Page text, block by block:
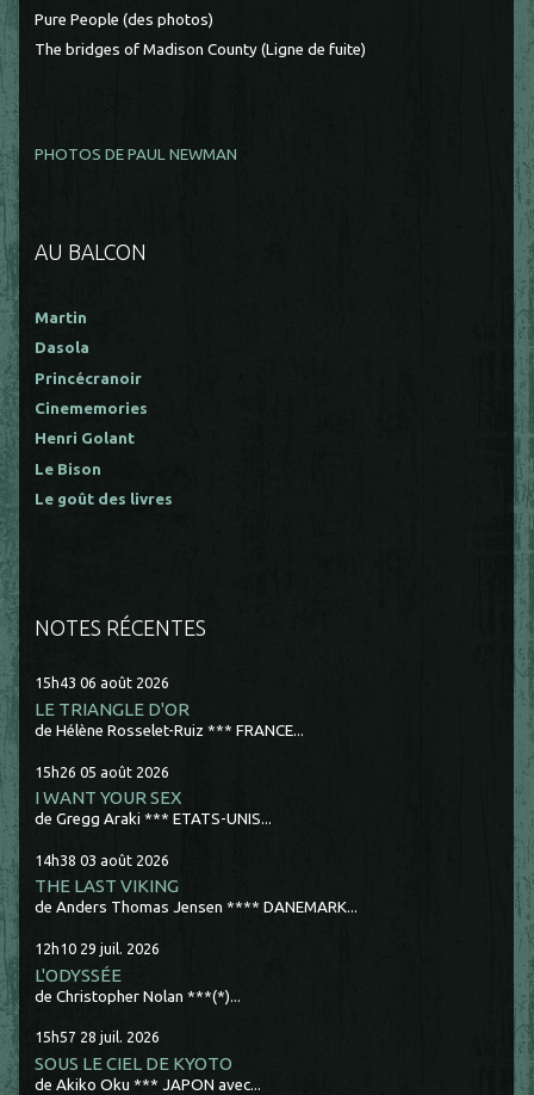
Pure People (des photos)
The bridges of Madison County (Ligne de fuite)
PHOTOS DE PAUL NEWMAN
AU BALCON
Martin
Dasola
Princécranoir
Cinememories
Henri Golant
Le Bison
Le goût des livres
NOTES RÉCENTES
15h43 06 août 2026
LE TRIANGLE D'OR
de Hélène Rosselet-Ruiz *** FRANCE...
15h26 05 août 2026
I WANT YOUR SEX
de Gregg Araki *** ETATS-UNIS...
14h38 03 août 2026
THE LAST VIKING
de Anders Thomas Jensen **** DANEMARK...
12h10 29 juil. 2026
L'ODYSSÉE
de Christopher Nolan ***(*)...
15h57 28 juil. 2026
SOUS LE CIEL DE KYOTO
de Akiko Oku *** JAPON avec...